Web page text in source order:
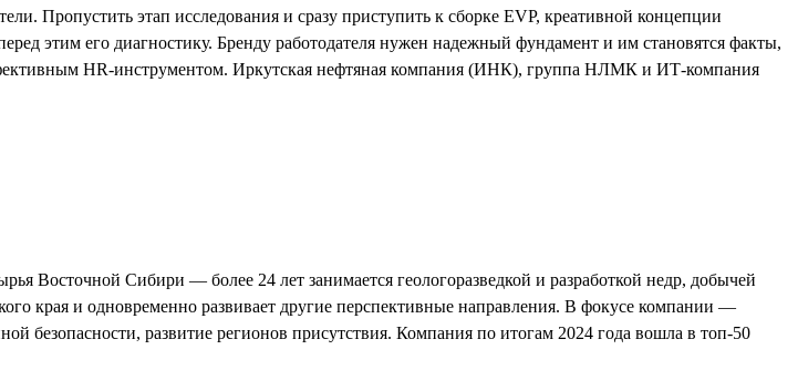
Пропустить этап исследования и сразу приступить к сборке EVP, креативной концепции
этим его диагностику. Бренду работодателя нужен надежный фундамент и им становятся факты,
HR-инструментом. Иркутская нефтяная компания (ИНК), группа НЛМК и ИТ-компания
Восточной Сибири — более 24 лет занимается геологоразведкой и разработкой недр, добычей
края и одновременно развивает другие перспективные направления. В фокусе компании —
безопасности, развитие регионов присутствия. Компания по итогам 2024 года вошла в топ-50